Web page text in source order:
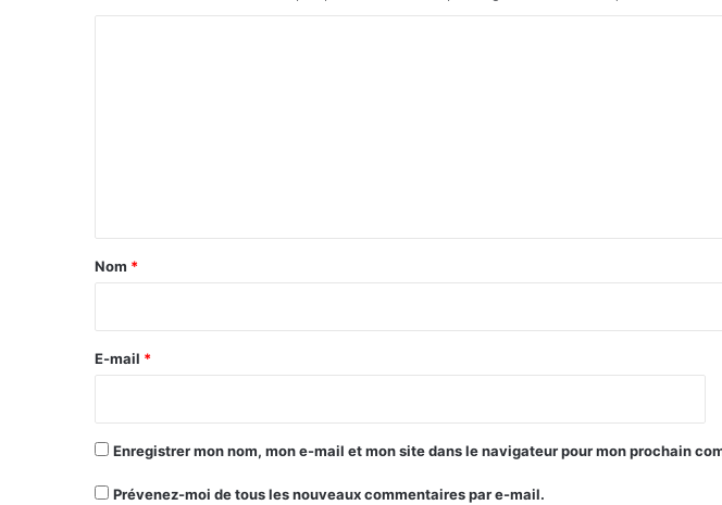
a
e
Nom *
E-mail *
Enregistrer mon nom, mon e-mail et mon site dans le navigateur pour mon prochain
Prévenez-moi de tous les nouveaux commentaires par e-mail.